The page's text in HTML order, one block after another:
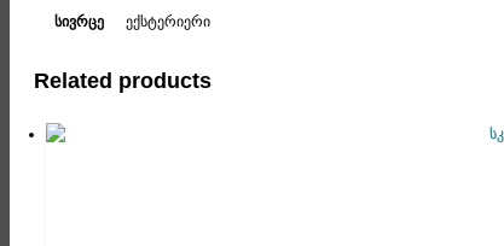
სივრცე ექსტერიერი
Related products